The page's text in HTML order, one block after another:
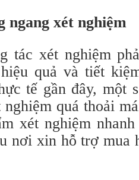
ngang xét nghiệm
tác xét nghiệm
quả và tiết
tế gần đây, một
quá thoải
xét nghiệm
nơi xin hỗ trợ mua